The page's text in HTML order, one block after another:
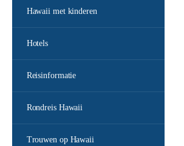
Hawaii met kinderen
Hotels
Reisinformatie
Rondreis Hawaii
Trouwen op Hawaii